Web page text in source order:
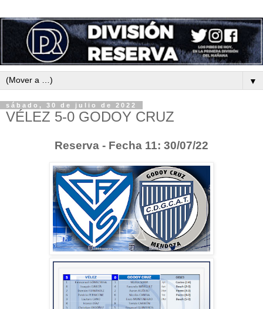
▼
sábado, 30 de julio de 2022
VÉLEZ 5-0 GODOY CRUZ
Reserva - Fecha 11: 30/07/22